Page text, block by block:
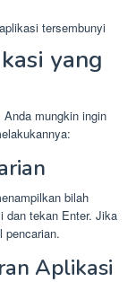
tersembunyi
yang
mungkin ingin
bilah
dan tekan Enter. Jika
pencarian.
Aplikasi